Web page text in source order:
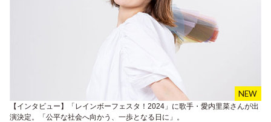
【インタビュー】「レインボーフェスタ！2024」に歌手・愛内里菜さんが出
演決定。「公平な社会へ向かう、一歩となる日に」。